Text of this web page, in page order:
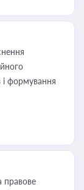
і формування
правове